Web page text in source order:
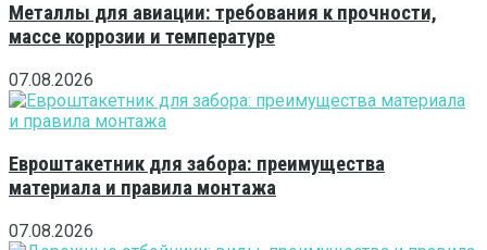
Металлы для авиации: требования к прочности,
массе коррозии и температуре
07.08.2026
Евроштакетник для забора: преимущества
материала и правила монтажа
07.08.2026